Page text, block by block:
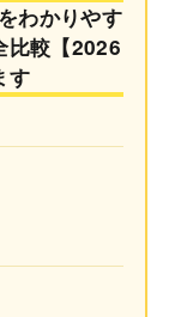
わかりやす
比較【2026
す